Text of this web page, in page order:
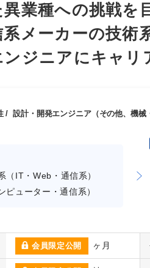
異業種への挑戦
メーカーの技術
ジニアにキャリ
/ 設計・開発エンジニア（その他、機械
（IT・Web・通信系）
ピューター・通信系）
会員限定公開 ヶ月